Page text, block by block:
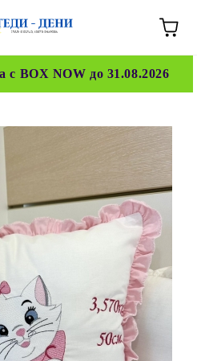
с BOX NOW до 31.08.2026